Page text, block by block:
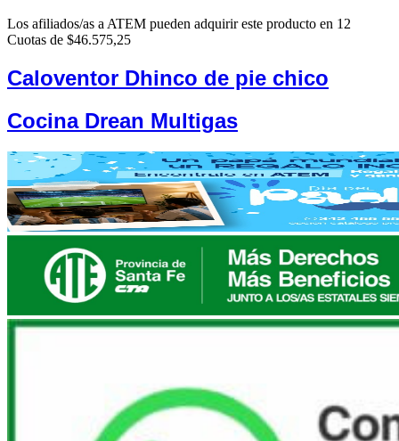
Los afiliados/as a ATEM pueden adquirir este producto en 12
Cuotas de $46.575,25
Caloventor Dhinco de pie chico
Cocina Drean Multigas